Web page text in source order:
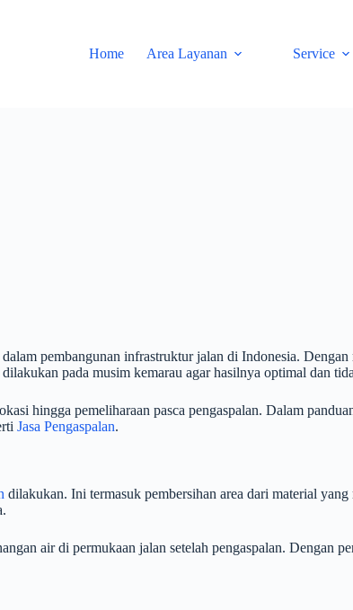
Home
Area Layanan Service
pembangunan infrastruktur jalan di Indonesia.
pada musim kemarau agar hasilnya optimal dan
hingga pemeliharaan pasca pengaspalan. Dalam
Jasa Pengaspalan.
dilakukan. Ini termasuk pembersihan area dari material
air di permukaan jalan setelah pengaspalan. Dengan